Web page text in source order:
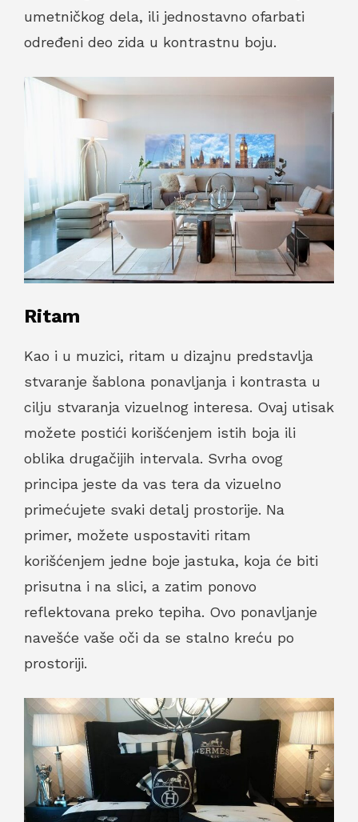
umetničkog dela, ili jednostavno ofarbati
određeni deo zida u kontrastnu boju.
Ritam
Kao i u muzici, ritam u dizajnu predstavlja
stvaranje šablona ponavljanja i kontrasta u
cilju stvaranja vizuelnog interesa. Ovaj utisak
možete postići korišćenjem istih boja ili
oblika drugačijih intervala. Svrha ovog
principa jeste da vas tera da vizuelno
primećujete svaki detalj prostorije. Na
primer, možete uspostaviti ritam
korišćenjem jedne boje jastuka, koja će biti
prisutna i na slici, a zatim ponovo
reflektovana preko tepiha. Ovo ponavljanje
navešće vaše oči da se stalno kreću po
prostoriji.